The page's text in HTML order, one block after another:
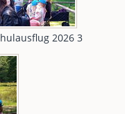
2026 3